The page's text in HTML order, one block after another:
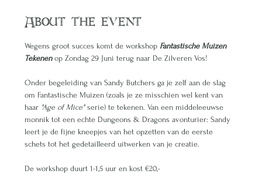
About the event
Wegens groot succes komt de workshop Fantastische Muizen
Tekenen op Zondag 29 Juni terug naar De Zilveren Vos!
Onder begeleiding van Sandy Butchers ga je zelf aan de slag
om Fantastische Muizen (zoals je ze misschien wel kent van
haar "Age of Mice" serie) te tekenen. Van een middeleeuwse
monnik tot een echte Dungeons & Dragons avonturier: Sandy
leert je de fijne kneepjes van het opzetten van de eerste
schets tot het gedetailleerd uitwerken van je creatie.
De workshop duurt 1-1,5 uur en kost €20,-